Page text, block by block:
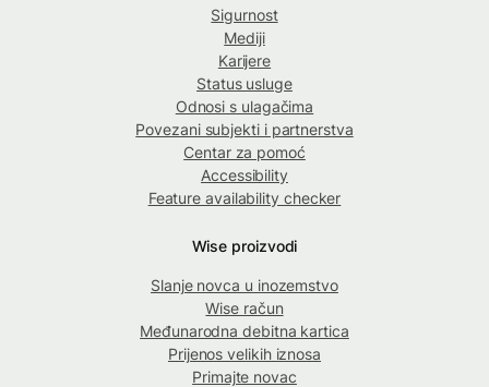
Sigurnost
Mediji
Karijere
Status usluge
Odnosi s ulagačima
Povezani subjekti i partnerstva
Centar za pomoć
Accessibility
Feature availability checker
Wise proizvodi
Slanje novca u inozemstvo
Wise račun
Međunarodna debitna kartica
Prijenos velikih iznosa
Primajte novac